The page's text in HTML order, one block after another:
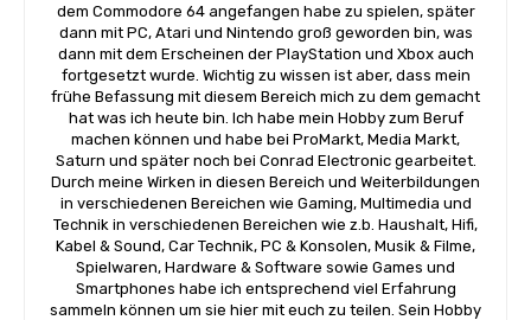
dem Commodore 64 angefangen habe zu spielen, später
dann mit PC, Atari und Nintendo groß geworden bin, was
dann mit dem Erscheinen der PlayStation und Xbox auch
fortgesetzt wurde. Wichtig zu wissen ist aber, dass mein
frühe Befassung mit diesem Bereich mich zu dem gemacht
hat was ich heute bin. Ich habe mein Hobby zum Beruf
machen können und habe bei ProMarkt, Media Markt,
Saturn und später noch bei Conrad Electronic gearbeitet.
Durch meine Wirken in diesen Bereich und Weiterbildungen
in verschiedenen Bereichen wie Gaming, Multimedia und
Technik in verschiedenen Bereichen wie z.b. Haushalt, Hifi,
Kabel & Sound, Car Technik, PC & Konsolen, Musik & Filme,
Spielwaren, Hardware & Software sowie Games und
Smartphones habe ich entsprechend viel Erfahrung
sammeln können um sie hier mit euch zu teilen. Sein Hobby